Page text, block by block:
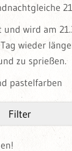
wird am
wieder
zu sprießen.
pastelfarben
Filter